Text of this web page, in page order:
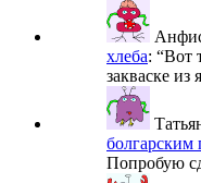
хлеба: “Вот
закваске из
болгарским
Попробую